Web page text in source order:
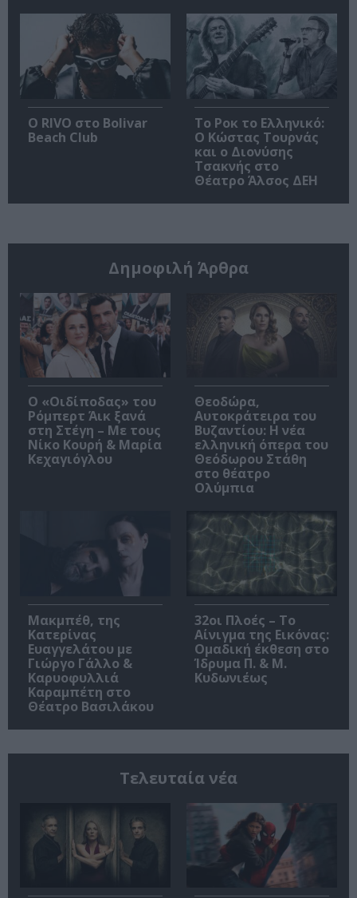
Ο RIVO στο Bolivar
Beach Club
Το Ροκ το Ελληνικό:
Ο Κώστας Τουρνάς
και ο Διονύσης
Τσακνής στο
Θέατρο Άλσος ΔΕΗ
Δημοφιλή Άρθρα
O «Οιδίποδας» του
Ρόμπερτ Άικ ξανά
στη Στέγη – Με τους
Νίκο Κουρή & Μαρία
Κεχαγιόγλου
Θεοδώρα,
Αυτοκράτειρα του
Βυζαντίου: Η νέα
ελληνική όπερα του
Θεόδωρου Στάθη
στο θέατρο
Ολύμπια
Μακμπέθ, της
Κατερίνας
Ευαγγελάτου με
Γιώργο Γάλλο &
Καρυοφυλλιά
Καραμπέτη στο
Θέατρο Βασιλάκου
32οι Πλοές – Το
Αίνιγμα της Εικόνας:
Ομαδική έκθεση στο
Ίδρυμα Π. & Μ.
Κυδωνιέως
Τελευταία νέα